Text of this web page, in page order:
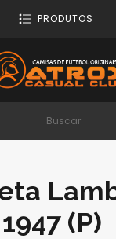
PRODUTOS
1947 (P)